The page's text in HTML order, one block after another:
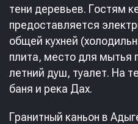
тени деревьев. Гостям
предоставляется
общей кухней
плита, место для мытья
летний душ, туалет. На
баня и река Дах.
Гранитный каньон в